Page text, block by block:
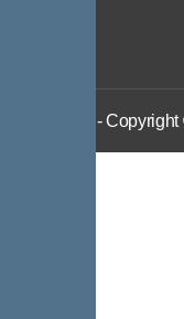
- Copyright